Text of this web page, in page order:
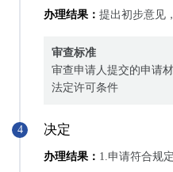
办理结果： 提出初步意见
审查标准
审查申请人提交的申请
法定许可条件
4 决定
办理结果： 1.申请符合规